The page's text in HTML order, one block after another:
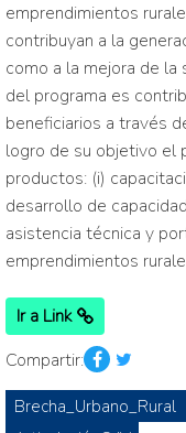
emprendimientos
contribuyan a la
como a la mejora de la
del programa es
beneficiarios a través
logro de su objetivo el
productos: (i)
desarrollo de
asistencia técnica y
emprendimientos
Ir a Link
Compartir:
Brecha_Urbano_Rural